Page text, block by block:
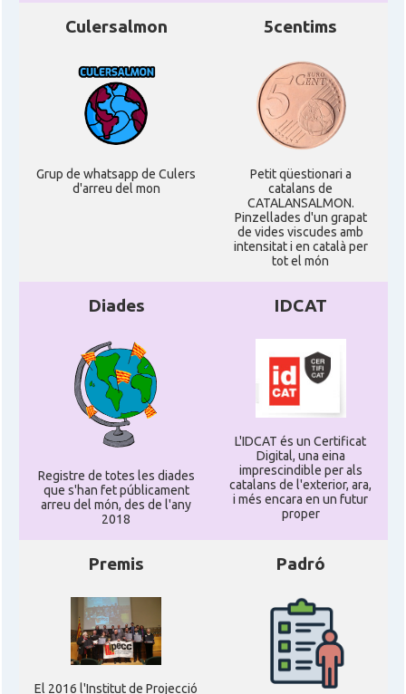
Culersalmon
Grup de whatsapp de Culers
d'arreu del mon
5centims
Petit qüestionari a
catalans de
CATALANSALMON.
Pinzellades d'un grapat
de vides viscudes amb
intensitat i en català per
tot el món
Diades
Registre de totes les diades
que s'han fet públicament
arreu del món, des de l'any
2018
IDCAT
L'IDCAT és un Certificat
Digital, una eina
imprescindible per als
catalans de l'exterior, ara,
i més encara en un futur
proper
Premis
El 2016 l'Institut de Projecció
Padró